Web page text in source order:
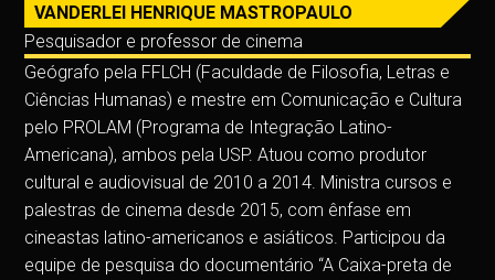
VANDERLEI HENRIQUE MASTROPAULO
Pesquisador e professor de cinema
Geógrafo pela FFLCH (Faculdade de Filosofia, Letras e
Ciências Humanas) e mestre em Comunicação e Cultura
pelo PROLAM (Programa de Integração Latino-
Americana), ambos pela USP. Atuou como produtor
cultural e audiovisual de 2010 a 2014. Ministra cursos e
palestras de cinema desde 2015, com ênfase em
cineastas latino-americanos e asiáticos. Participou da
equipe de pesquisa do documentário “A Caixa-preta de